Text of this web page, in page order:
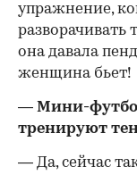
упражнение,
разворачивать
она давала
женщина бьет!
— Мини-
тренируют
— Да, сейчас